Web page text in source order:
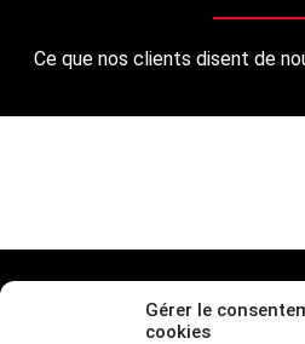
Gérer le
cookies
Ce que nos clients disent de
FAQ sur la sécurité Conditions